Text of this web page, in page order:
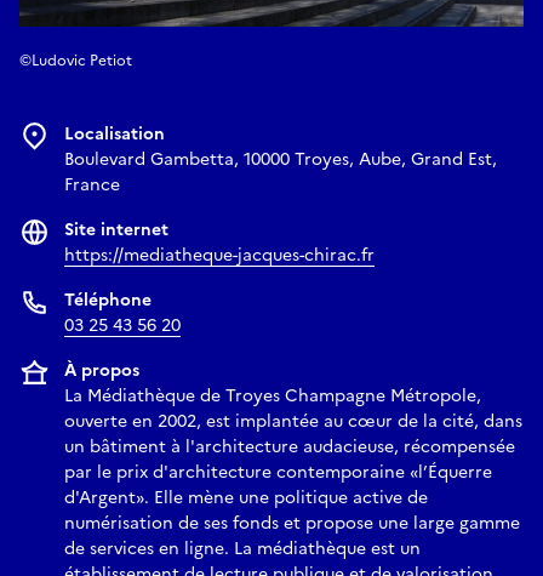
©Ludovic Petiot
Localisation
Boulevard Gambetta, 10000 Troyes, Aube, Grand Est,
France
Site internet
https://mediatheque-jacques-chirac.fr
Téléphone
03 25 43 56 20
À propos
La Médiathèque de Troyes Champagne Métropole,
ouverte en 2002, est implantée au cœur de la cité, dans
un bâtiment à l'architecture audacieuse, récompensée
par le prix d'architecture contemporaine «l’Équerre
d'Argent». Elle mène une politique active de
numérisation de ses fonds et propose une large gamme
de services en ligne. La médiathèque est un